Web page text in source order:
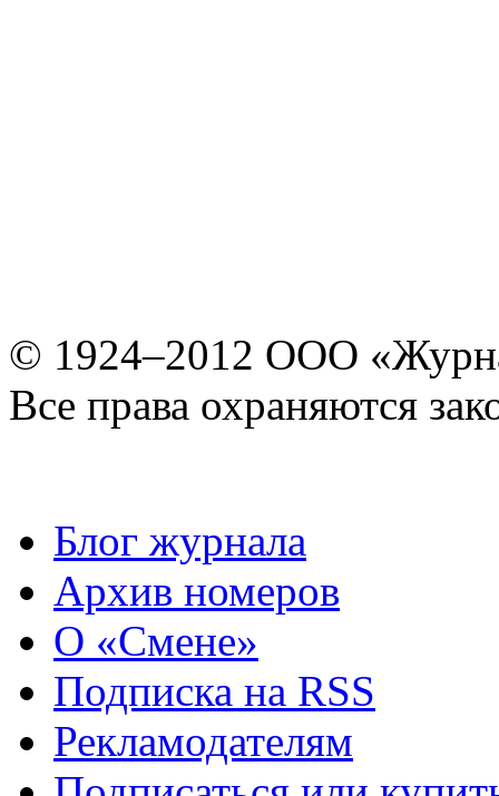
© 1924–2012 ООО
Все права охраняются
Блог журнала
Архив номеров
О «Смене»
Подписка на RSS
Рекламодателям